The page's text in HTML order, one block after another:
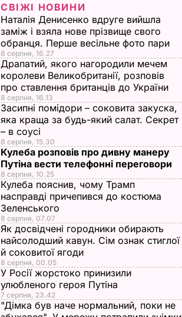
СВІЖІ НОВИНИ
Наталія Денисенко вдруге вийшла
заміж і взяла нове прізвище свого
обранця. Перше весільне фото пари
8 серпня, 16.27
Драпатий, якого нагородили мечем
королеви Великобританії, розповів
про ставлення британців до України
8 серпня, 16.13
Засипні помідори – соковита закуска,
яка краща за будь-який салат. Секрет
– в соусі
8 серпня, 15.30
Кулеба розповів про дивну манеру
Путіна вести телефонні переговори
8 серпня, 10.25
Кулеба пояснив, чому Трамп
насправді причепився до костюма
Зеленського
8 серпня, 07.07
Як досвідчені городники обирають
найсолодший кавун. Сім ознак стиглої
й соковитої ягоди
8 серпня, 00.05
У Росії жорстоко принизили
улюбленого героя Путіна
7 серпня, 23.42
"Дімка був наче нормальний, поки не